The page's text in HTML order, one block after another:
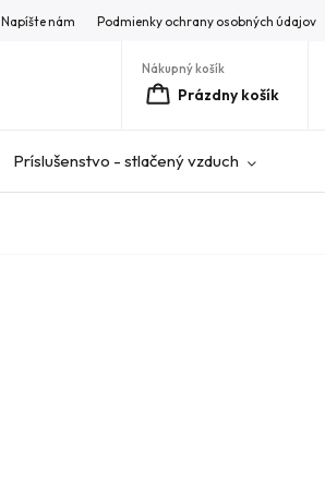
Napíšte nám Podmienky ochrany osobných údajov
Nákupný košík
Prázdny košík
Príslušenstvo - stlačený vzduch